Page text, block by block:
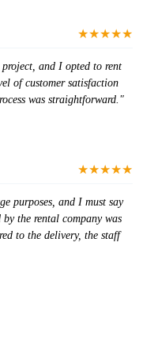
★★★★★
and I opted to rent
of customer satisfaction
was straightforward."
★★★★★
purposes, and I must say
the rental company was
to the delivery, the staff